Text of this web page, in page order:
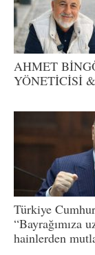
AHMET
YÖNETİCİSİ
Türkiye
“Bayrağımıza
hainlerden